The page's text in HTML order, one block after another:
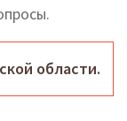
области.